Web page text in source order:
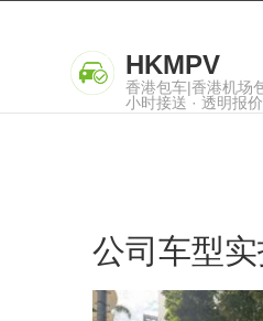
HKMPV
香港包车|香港机场
小时接送 · 透明报价
公司车型实